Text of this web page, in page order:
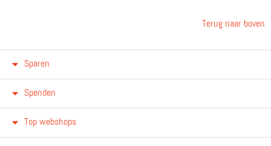
Terug naar boven
Sparen
Spenden
Top webshops